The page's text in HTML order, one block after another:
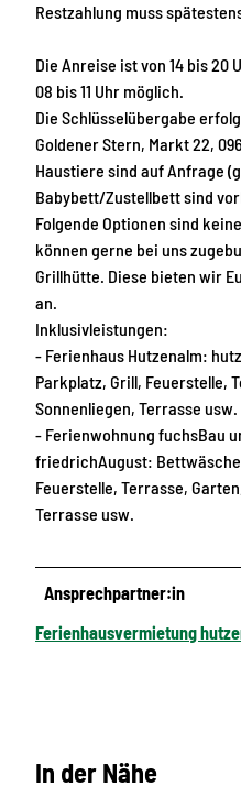
Restzahlung muss
Die Anreise ist von 14 bis 20
08 bis 11 Uhr möglich.
Die Schlüsselübergabe
Goldener Stern, Markt 22,
Haustiere sind auf Anfrage
Babybett/Zustellbett sind
Folgende Optionen sind
können gerne bei uns
Grillhütte. Diese bieten wir
an.
Inklusivleistungen:
- Ferienhaus Hutzenalm:
Parkplatz, Grill, Feuerstelle,
Sonnenliegen, Terrasse usw.
- Ferienwohnung fuchsBau
friedrichAugust:
Feuerstelle, Terrasse,
Terrasse usw.
Ansprechpartner:in
Ferienhausvermietung
In der Nähe